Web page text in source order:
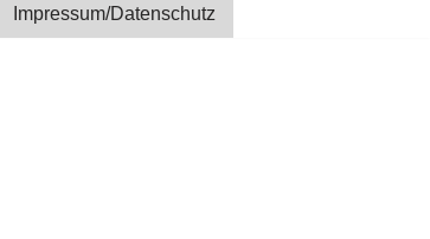
Impressum/Datenschutz